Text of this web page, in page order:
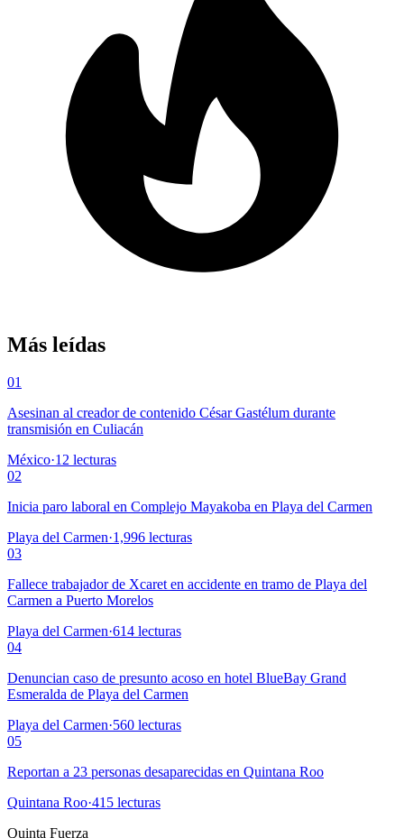
Más leídas
01
Asesinan al creador de contenido César Gastélum durante
transmisión en Culiacán
México·12 lecturas
02
Inicia paro laboral en Complejo Mayakoba en Playa del Carmen
Playa del Carmen·1,996 lecturas
03
Fallece trabajador de Xcaret en accidente en tramo de Playa del
Carmen a Puerto Morelos
Playa del Carmen·614 lecturas
04
Denuncian caso de presunto acoso en hotel BlueBay Grand
Esmeralda de Playa del Carmen
Playa del Carmen·560 lecturas
05
Reportan a 23 personas desaparecidas en Quintana Roo
Quintana Roo·415 lecturas
Quinta Fuerza